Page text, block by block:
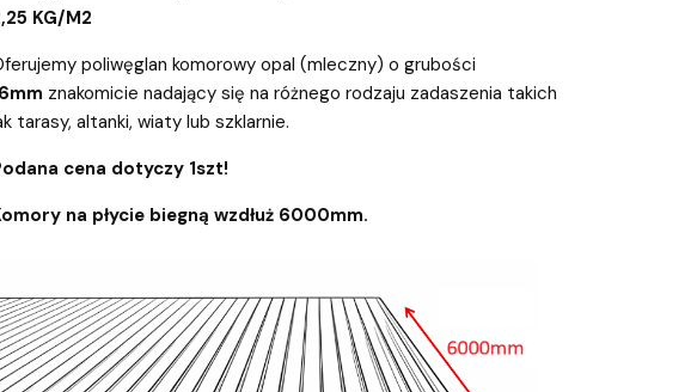
KG/M2
poliwęglan komorowy opal (mleczny) o grubości
znakomicie nadający się na różnego rodzaju zadaszenia takich
tarasy, altanki, wiaty lub szklarnie.
cena dotyczy 1szt!
na płycie biegną wzdłuż 6000mm.